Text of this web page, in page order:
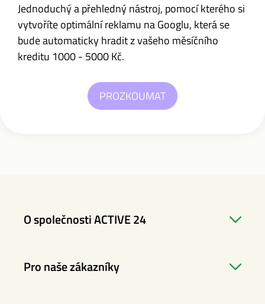
Jednoduchý a přehledný nástroj, pomocí kterého si
vytvoříte optimální reklamu na Googlu, která se
bude automaticky hradit z vašeho měsíčního
kreditu 1000 - 5000 Kč.
PROZKOUMAT
O společnosti ACTIVE 24
Pro naše zákazníky